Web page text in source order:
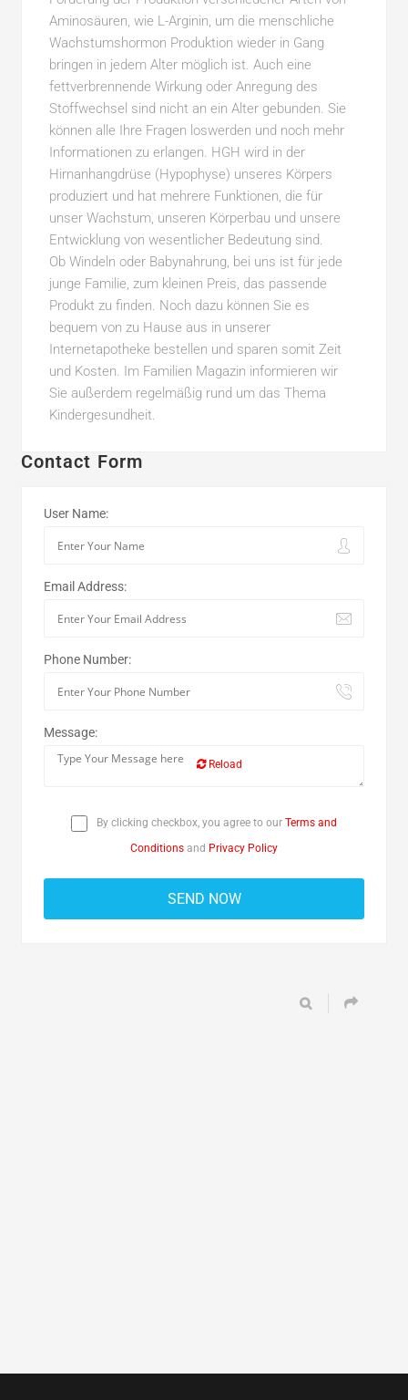
Aminosäuren, wie L-Arginin, um die menschliche
Wachstumshormon Produktion wieder in Gang
bringen in jedem Alter möglich ist. Auch eine
fettverbrennende Wirkung oder Anregung des
Stoffwechsel sind nicht an ein Alter gebunden. Sie
können alle Ihre Fragen loswerden und noch mehr
Informationen zu erlangen. HGH wird in der
Hirnanhangdrüse (Hypophyse) unseres Körpers
produziert und hat mehrere Funktionen, die für
unser Wachstum, unseren Körperbau und unsere
Entwicklung von wesentlicher Bedeutung sind.
Ob Windeln oder Babynahrung, bei uns ist für jede
junge Familie, zum kleinen Preis, das passende
Produkt zu finden. Noch dazu können Sie es
bequem von zu Hause aus in unserer
Internetapotheke bestellen und sparen somit Zeit
und Kosten. Im Familien Magazin informieren wir
Sie außerdem regelmäßig rund um das Thema
Kindergesundheit.
Contact Form
User Name:
Email Address:
Phone Number:
Message:
Reload
By clicking checkbox, you agree to our Terms and
Conditions and Privacy Policy